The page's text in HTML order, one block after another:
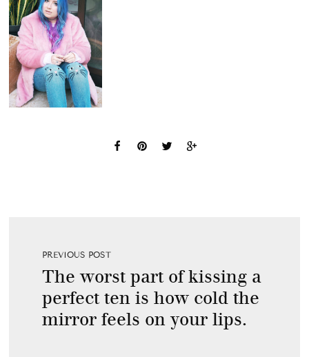
PREVIOUS POST
The worst part of kissing a
perfect ten is how cold the
mirror feels on your lips.